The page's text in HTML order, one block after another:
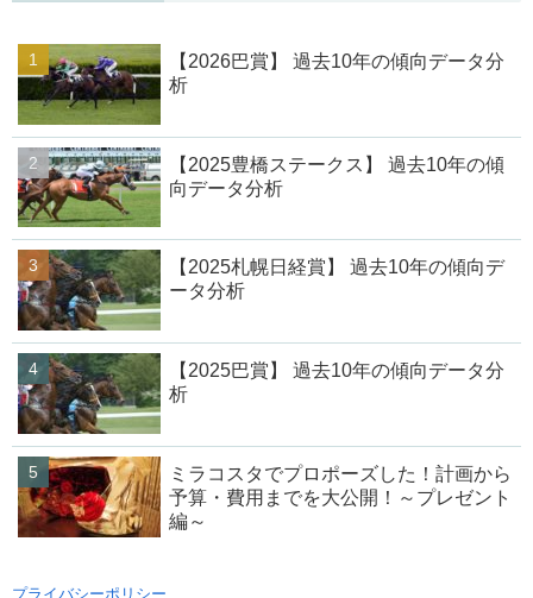
【2026巴賞】 過去10年の傾向データ分
析
【2025豊橋ステークス】 過去10年の傾
向データ分析
【2025札幌日経賞】 過去10年の傾向デ
ータ分析
【2025巴賞】 過去10年の傾向データ分
析
ミラコスタでプロポーズした！計画から
予算・費用までを大公開！～プレゼント
編～
プライバシーポリシー